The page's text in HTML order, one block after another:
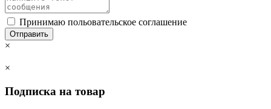
Принимаю польовательское соглашение
Отправить
×
×
Подписка на товар